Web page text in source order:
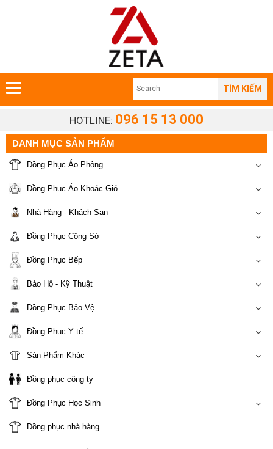
TÌM KIẾM
HOTLINE: 096 15 13 000
DANH MỤC SẢN PHẨM
Đồng Phục Áo Phông
Đồng Phục Áo Khoác Gió
Nhà Hàng - Khách Sạn
Đồng Phục Công Sở
Đồng Phục Bếp
Bảo Hộ - Kỹ Thuật
Đồng Phục Bảo Vệ
Đồng Phục Y tế
Sản Phẩm Khác
Đồng phục công ty
Đồng Phục Học Sinh
Đồng phục nhà hàng